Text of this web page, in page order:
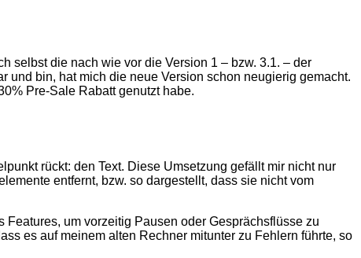
selbst die nach wie vor die Version 1 – bzw. 3.1. – der
bin, hat mich die neue Version schon neugierig gemacht.
Pre-Sale Rabatt genutzt habe.
rückt: den Text. Diese Umsetzung gefällt mir nicht nur
entfernt, bzw. so dargestellt, dass sie nicht vom
um vorzeitig Pausen oder Gesprächsflüsse zu
es auf meinem alten Rechner mitunter zu Fehlern führte, so